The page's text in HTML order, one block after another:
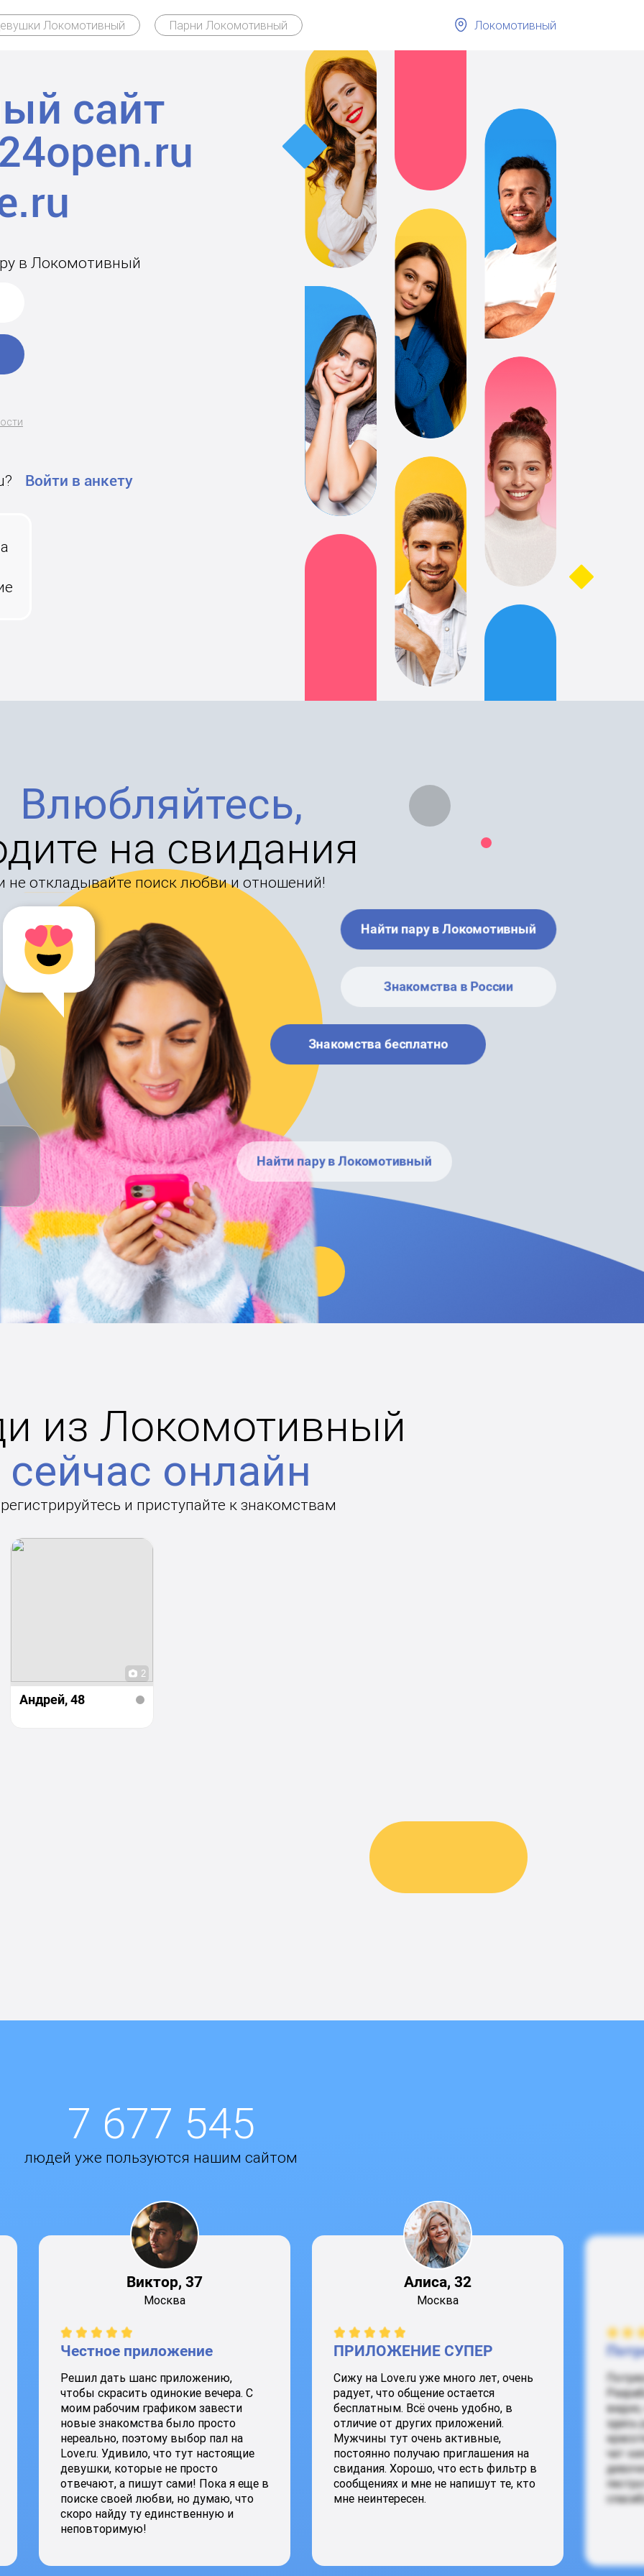
Локомотивный Парни Локомотивный Локомотивный
сайт
24open.ru
в Локомотивный
Войти в анкету
Влюбляйтесь,
на свидания
не откладывайте поиск любви и отношений!
Найти пару в Локомотивный
Знакомства в России
Знакомства бесплатно
Найти пару в Локомотивный
из Локомотивный
сейчас онлайн
и приступайте к знакомствам
2
Андрей, 48
7 677 545
людей уже пользуются нашим сайтом
Виктор, 37
Москва
Честное приложение
Решил дать шанс приложению,
чтобы скрасить одинокие вечера. С
моим рабочим графиком завести
новые знакомства было просто
нереально, поэтому выбор пал на
Love.ru. Удивило, что тут настоящие
девушки, которые не просто
отвечают, а пишут сами! Пока я еще в
поиске своей любви, но думаю, что
скоро найду ту единственную и
неповторимую!
Алиса, 32
Москва
ПРИЛОЖЕНИЕ СУПЕР
Сижу на Love.ru уже много лет, очень
радует, что общение остается
бесплатным. Всё очень удобно, в
отличие от других приложений.
Мужчины тут очень активные,
постоянно получаю приглашения на
свидания. Хорошо, что есть фильтр в
сообщениях и мне не напишут те, кто
мне неинтересен.
здесь
чат